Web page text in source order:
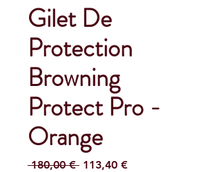
Gilet De
Protection
Browning
Protect Pro -
Orange
180,00 € Prezzo
113,40 €Prezzo